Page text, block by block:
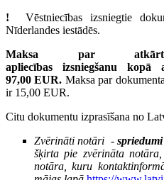
! Vēstniecības izsniegtie
Nīderlandes iestādēs.
Maksa par
apliecības izsniegšanu kopā
97,00EUR. Maksa par
ir 15,00 EUR.
Citu dokumentu izprasīšana no
Zvērināti notāri -
šķirta pie zvērināta
notāra, kuru